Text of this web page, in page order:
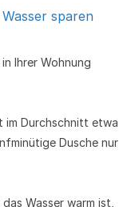
sparen
Ihrer Wohnung
im Durchschnitt etwa
Dusche nur
Wasser warm ist,